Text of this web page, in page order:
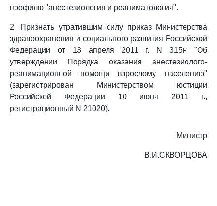
профилю "анестезиология и реаниматология".
2. Признать утратившим силу приказ Министерства
здравоохранения и социального развития Российской
Федерации от 13 апреля 2011 г. N 315н "Об
утверждении Порядка оказания анестезиолого-
реанимационной помощи взрослому населению"
(зарегистрирован Министерством юстиции
Российской Федерации 10 июня 2011 г.,
регистрационный N 21020).
Министр
В.И.СКВОРЦОВА